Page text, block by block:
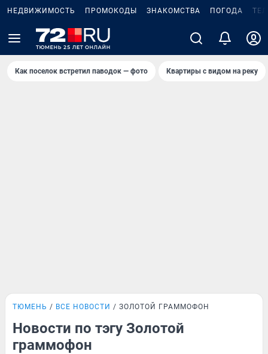
НЕДВИЖИМОСТЬ ПРОМОКОДЫ ЗНАКОМСТВА ПОГОДА
Как поселок встретил паводок — фото Квартиры с видом на реку
ТЮМЕНЬ ВСЕ НОВОСТИ ЗОЛОТОЙ ГРАММОФОН
Новости по тэгу Золотой
граммофон